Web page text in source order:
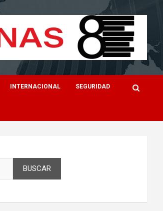
INTERNACIONAL SEGURIDAD
BUSCAR